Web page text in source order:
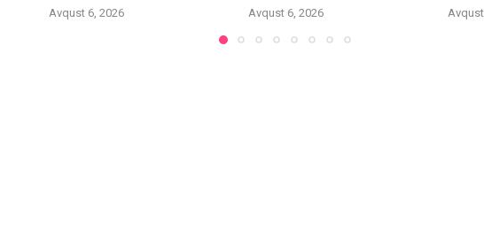
Avqust 6, 2026 Avqust 6, 2026